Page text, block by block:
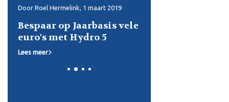
Door Roel Hermelink, 1 maart 2019
Bespaar op Jaarbasis vele
euro's met Hydro 5
Lees meer